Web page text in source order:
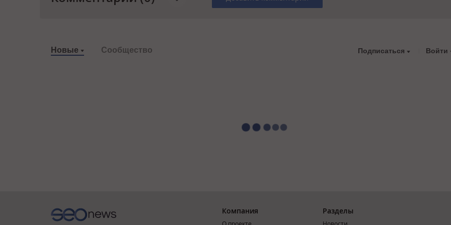
Новые Сообщество Подписаться Войти
Компания Разделы